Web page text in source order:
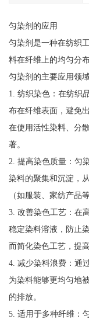
匀染剂的应用
匀染剂是一种在纺织
料在纤维上的均匀分
匀染剂的主要应用领
1. 纺织染色：在纺织
布在纤维表面，避免
在使用活性染料、分
著。
2. 提高染色质量：匀
染料的聚集和沉淀，
（如服装、家纺产品
3. 改善染色工艺：在
稳定染料溶液，防止
而简化染色工艺，提
4. 减少染料浪费：通
为染料能够更均匀地
的排放。
5. 适用于多种纤维：